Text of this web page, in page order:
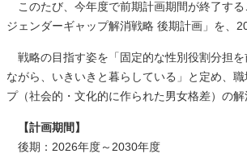
このたび、今年度で前期計画期間が終了す
ジェンダーギャップ解消戦略 後期計画」を、
戦略の目指す姿を「固定的な性別役割分担
ながら、いきいきと暮らしている」と定め、
プ（社会的・文化的に作られた男女格差）の解
【計画期間】
後期：2026年度～2030年度